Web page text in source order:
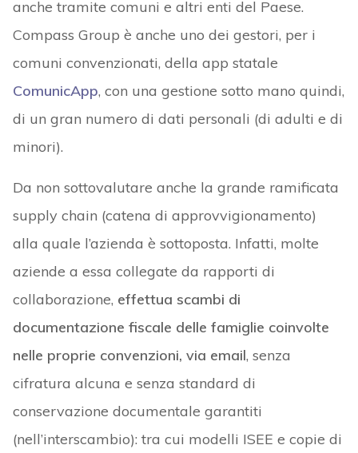
anche tramite comuni e altri enti del Paese.
Compass Group è anche uno dei gestori, per i
comuni convenzionati, della app statale
ComunicApp, con una gestione sotto mano quindi,
di un gran numero di dati personali (di adulti e di
minori).
Da non sottovalutare anche la grande ramificata
supply chain (catena di approvvigionamento)
alla quale l’azienda è sottoposta. Infatti, molte
aziende a essa collegate da rapporti di
collaborazione, effettua scambi di
documentazione fiscale delle famiglie coinvolte
nelle proprie convenzioni, via email, senza
cifratura alcuna e senza standard di
conservazione documentale garantiti
(nell’interscambio): tra cui modelli ISEE e copie di